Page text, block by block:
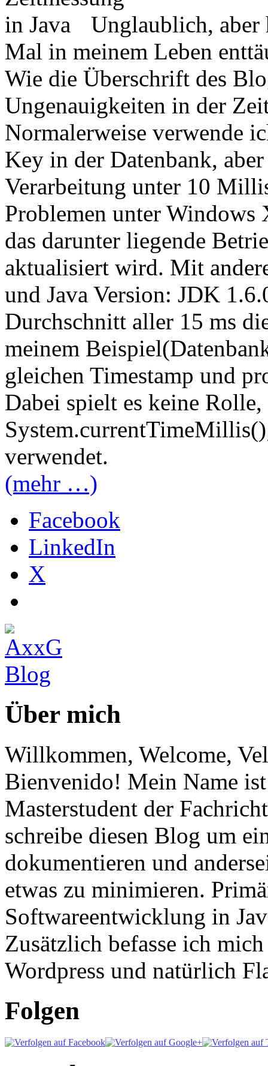
Unglaublich, aber
Mal in meinem Leben
Wie die Überschrift des
Ungenauigkeiten in der
Normalerweise verwende
Key in der Datenbank,
Verarbeitung unter 10
Problemen unter
das darunter liegende
aktualisiert wird. Mit
und Java Version: JDK
Durchschnitt aller 15 ms
meinem
gleichen Timestamp und
Dabei spielt es keine
verwendet.
(mehr …)
Facebook
LinkedIn
X
Über mich
Willkommen, Welcome,
Bienvenido! Mein Name
Masterstudent der
schreibe diesen Blog um
dokumentieren und
etwas zu minimieren.
Softwareentwicklung in
Zusätzlich befasse ich
Wordpress und natürlich
Folgen